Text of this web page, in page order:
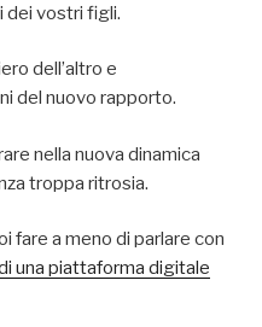
dei vostri figli.
dell’altro e
del nuovo rapporto.
nella nuova dinamica
troppa ritrosia.
fare a meno di parlare con
una piattaforma digitale